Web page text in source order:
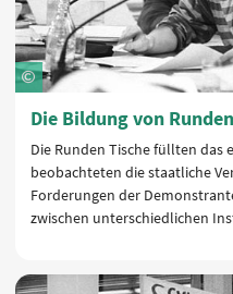
Die Bildung von
Die Runden Tische füllten das
beobachteten die staatliche
Forderungen der
zwischen unterschiedlichen